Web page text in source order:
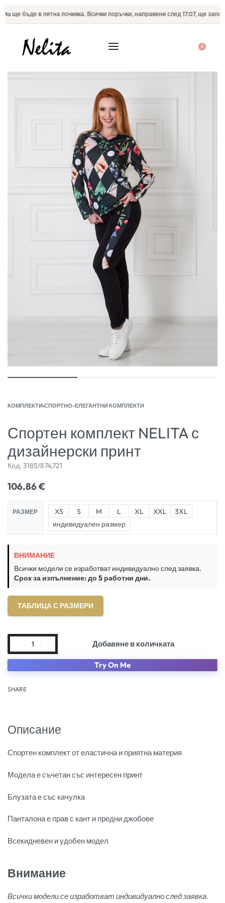
ще бъде в лятна почивка. Всички поръчки, направени след 17.07, ще
0
КОМПЛЕКТИ›СПОРТНО-ЕЛЕГАНТНИ КОМПЛЕКТИ
Спортен комплект NELITA с
дизайнерски принт
Код: 3185/874,721
106.86€
РАЗМЕР XS S M L XL XXL
3XL
индивидуален размер
ВНИМАНИЕ
Всички модели се изработват индивидуално след заявка.
Срок за изпълнение: до 5 работни дни.
ТАБЛИЦА С РАЗМЕРИ
Добавяне в количката
Try On Me
SHARE
Описание
Спортен комплект от еластична и приятна материя
Модела е съчетан със интересен принт
Блузата е със качулка
Панталона е прав с кант и предни джобове
Всекидневен и удобен модел
Внимание
Всички модели се изработват индивидуално след заявка.